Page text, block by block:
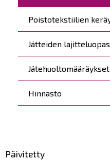
Poistotekstiilien
Jätteiden lajitteluopas
Jätehuoltomääräykset
Hinnasto
Päivitetty